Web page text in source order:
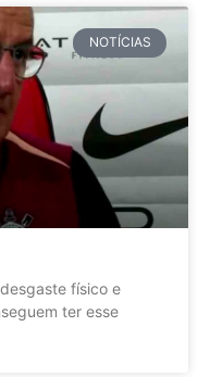
NOTÍCIAS
físico e
ter esse